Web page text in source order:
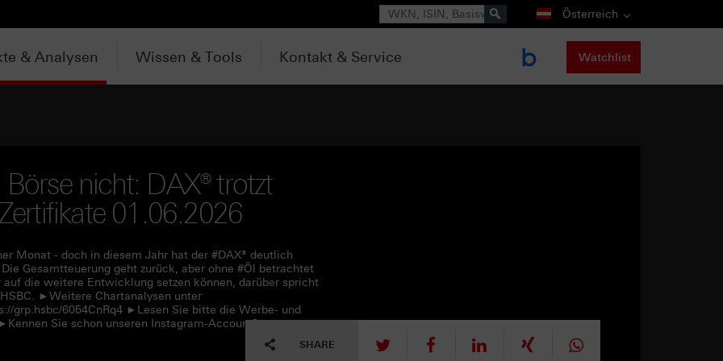
Suche Österreich
& Analysen Wissen & Tools Kontakt & Service Watchlist
nicht: DAX® trotzt
01.06.2026
Monat - doch in diesem Jahr hat der #DAX® deutlich
Gesamtteuerung geht zurück, aber ohne #Öl betrachtet
die weitere Entwicklung setzen können, darüber spricht
►Weitere Chartanalysen unter
grp.hsbc/6054CnRq4 ►Lesen Sie bitte die Werbe- und
Sie schon unseren Instagram-Account?
SHARE tweet mitteilen